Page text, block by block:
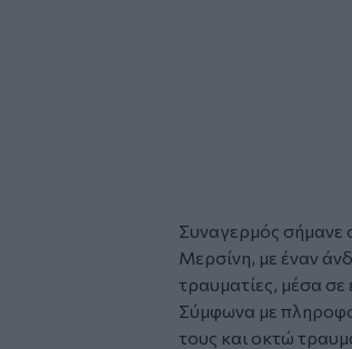
Συναγερμός σήμανε
Μερσίνη, με έναν
τραυματίες, μέσα σε
Σύμφωνα με
τους και οκτώ